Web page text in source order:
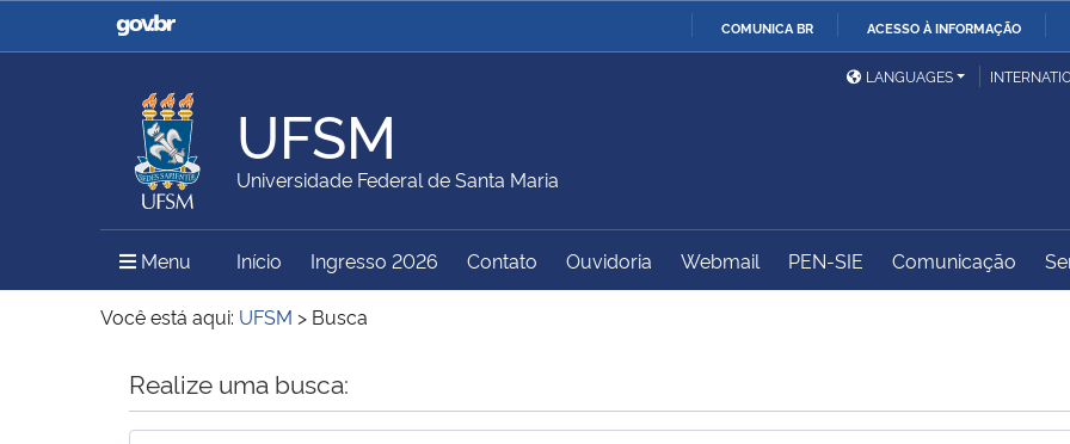
COMUNICA BR ACESSO À INFORMAÇÃO
Casa Civil
Ministério da Justiça e
Ministério da Defesa
Ministério das Relações
Exteriores
Ministério da Agricultura,
Pecuária e Abastecimento
Ministério da Educação
Ministério do Meio Ambiente Ministério do Turismo
Ministério do
Controladoria-Geral da
LANGUAGES
UFSM
Universidade Federal de Santa Maria
Menu Menu Principal do Sítio
Início Ingresso 2026 Contato Ouvidoria Webmail PEN-SIE Comunicação
Você está aqui: UFSM > Busca
Início do conteúdo
Realize uma busca: